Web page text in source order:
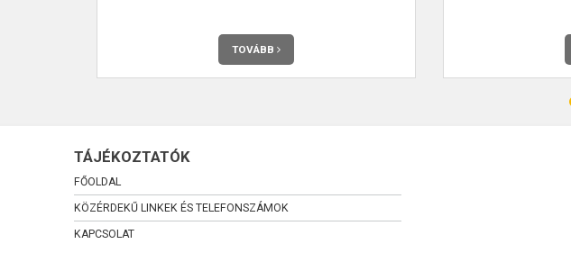
TOVÁBB
TÁJÉKOZTATÓK
FŐOLDAL
KÖZÉRDEKŰ LINKEK ÉS TELEFONSZÁMOK
KAPCSOLAT